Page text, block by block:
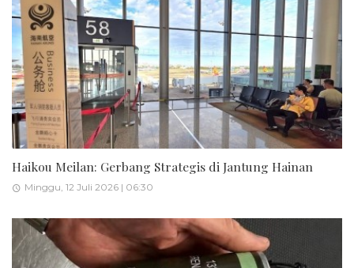
Haikou Meilan: Gerbang Strategis di Jantung Hainan
Minggu, 12 Juli 2026 | 06:30